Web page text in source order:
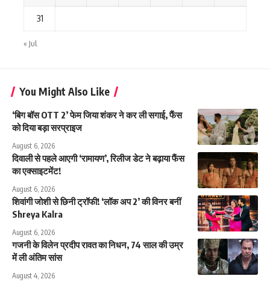
31
« Jul
You Might Also Like
‘बिग बॉस OTT 2’ फेम जिया शंकर ने कर ली सगाई, फैंस
को दिया बड़ा सरप्राइज
August 6, 2026
दिवाली से पहले आएगी ‘रामायण’, रिलीज डेट ने बढ़ाया फैंस
का एक्साइटमेंट!
August 6, 2026
शिवांगी जोशी से छिनी ट्रॉफी! ‘लॉक अप 2’ की विनर बनीं
Shreya Kalra
August 6, 2026
गजनी के विलेन प्रदीप रावत का निधन, 74 साल की उम्र
में ली अंतिम सांस
August 4, 2026